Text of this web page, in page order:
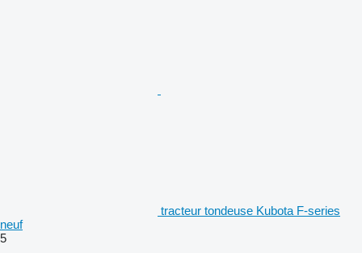
tracteur tondeuse Kubota F-series
neuf
5